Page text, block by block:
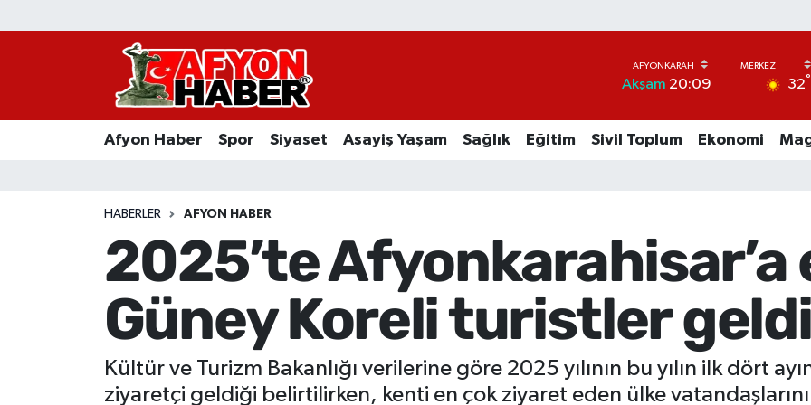
Akşam 20:09 32°
Afyon Haber Spor Siyaset Asayiş Yaşam Sağlık Eğitim Sivil Toplum Ekonomi
HABERLER AFYON HABER
2025’te Afyonkarahisar’a
Güney Koreli turistler geldi
Kültür ve Turizm Bakanlığı verilerine göre 2025 yılının bu yılın ilk dört
ziyaretçi geldiği belirtilirken, kenti en çok ziyaret eden ülke
Afyon Haber
Asayiş Yaşam
Sivil Toplum
Ekonomi